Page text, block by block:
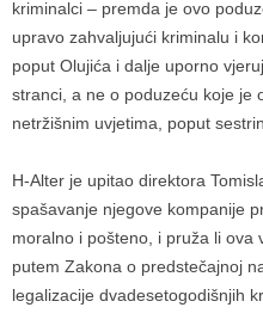
kriminalci – premda je ovo
upravo zahvaljujući kriminalu i
poput Olujića i dalje uporno
stranci, a ne o poduzeću koje je
netržišnim uvjetima, poput
H-Alter je upitao direktora
spašavanje njegove kompanije
moralno i pošteno, i pruža li ova
putem Zakona o predstečajnoj
legalizacije dvadesetogodišnjih